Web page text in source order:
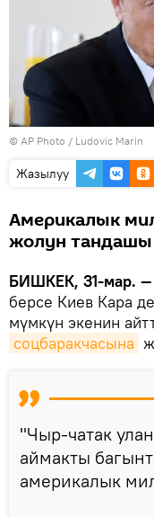
© AP Photo / Ludovic Marin
Жазылуу
Америкалык
жолун тандашы
БИШКЕК, 31-мар. —
берсе Киев Кара
мүмкүн экенин
соцбаракчасына
"Чыр-чатак
аймакты
америкалык